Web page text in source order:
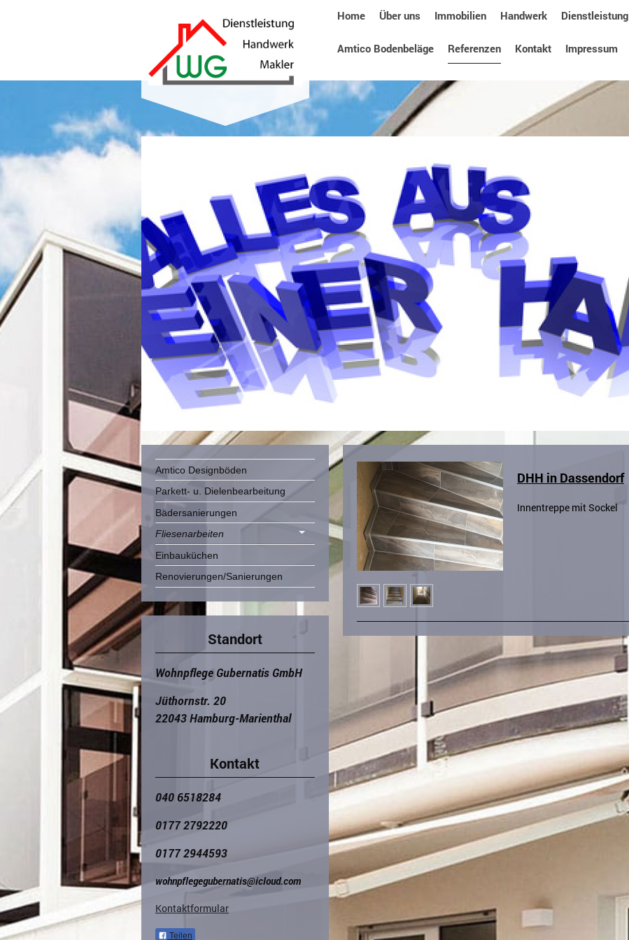
Home Über uns Immobilien Handwerk Dienstleistung
Amtico Bodenbeläge Referenzen Kontakt Impressum
DHH in Dassendorf
Innentreppe mit Sockel
Amtico Designböden
Parkett- u. Dielenbearbeitung
Bädersanierungen
Fliesenarbeiten
Einbauküchen
Renovierungen/Sanierungen
Standort
Wohnpflege Gubernatis GmbH
Jüthornstr. 20
22043 Hamburg-Marienthal
Kontakt
040 6518284
0177 2792220
0177 2944593
wohnpflegegubernatis@icloud.com
Kontaktformular
Teilen